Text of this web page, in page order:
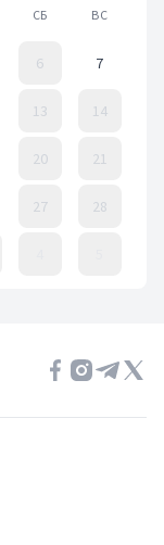
СБ ВС
6 7
13 14
20 21
27 28